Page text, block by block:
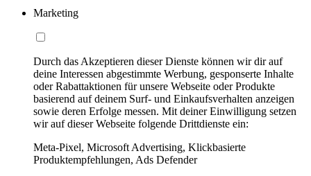
Marketing
Durch das Akzeptieren dieser Dienste können wir dir auf
deine Interessen abgestimmte Werbung, gesponserte Inhalte
oder Rabattaktionen für unsere Webseite oder Produkte
basierend auf deinem Surf- und Einkaufsverhalten anzeigen
sowie deren Erfolge messen. Mit deiner Einwilligung setzen
wir auf dieser Webseite folgende Drittdienste ein:
Meta-Pixel, Microsoft Advertising, Klickbasierte
Produktempfehlungen, Ads Defender